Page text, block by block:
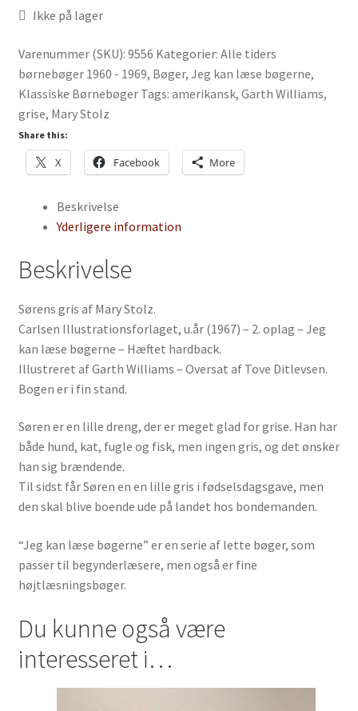
Ikke på lager
Varenummer (SKU): 9556 Kategorier: Alle tiders
børnebøger 1960 - 1969, Bøger, Jeg kan læse bøgerne,
Klassiske Børnebøger Tags: amerikansk, Garth Williams,
grise, Mary Stolz
Share this:
X Facebook More
Beskrivelse
Yderligere information
Beskrivelse
Sørens gris af Mary Stolz.
Carlsen Illustrationsforlaget, u.år (1967) – 2. oplag – Jeg
kan læse bøgerne – Hæftet hardback.
Illustreret af Garth Williams – Oversat af Tove Ditlevsen.
Bogen er i fin stand.
Søren er en lille dreng, der er meget glad for grise. Han har
både hund, kat, fugle og fisk, men ingen gris, og det ønsker
han sig brændende.
Til sidst får Søren en en lille gris i fødselsdagsgave, men
den skal blive boende ude på landet hos bondemanden.
“Jeg kan læse bøgerne” er en serie af lette bøger, som
passer til begynderlæsere, men også er fine
højtlæsningsbøger.
Du kunne også være
interesseret i…